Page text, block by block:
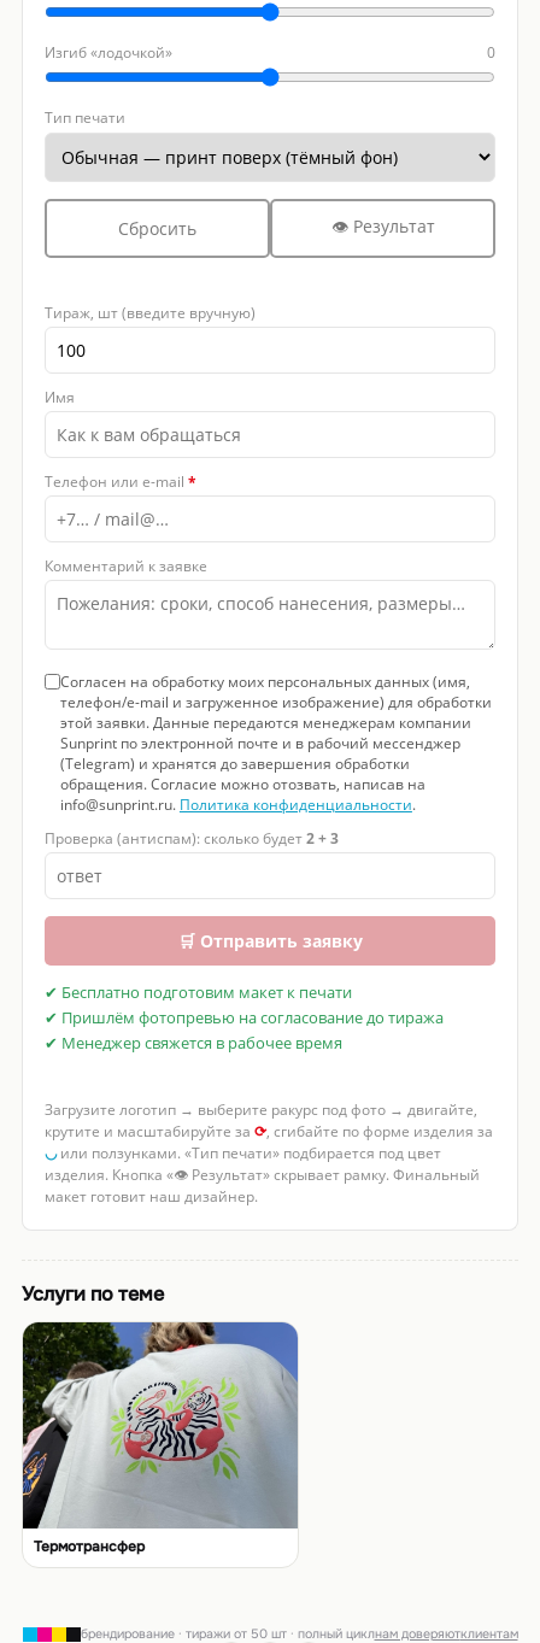
Изгиб «лодочкой» 0
Тип печати
Сбросить 👁 Результат
Тираж, шт (введите вручную)
Имя
Телефон или e-mail *
Комментарий к заявке
Согласен на обработку моих персональных данных (имя,
телефон/e-mail и загруженное изображение) для обработки
этой заявки. Данные передаются менеджерам компании
Sunprint по электронной почте и в рабочий мессенджер
(Telegram) и хранятся до завершения обработки
обращения. Согласие можно отозвать, написав на
info@sunprint.ru. Политика конфиденциальности.
Проверка (антиспам): сколько будет2 + 3
🛒 Отправить заявку
✔ Бесплатно подготовим макет к печати
✔ Пришлём фотопревью на согласование до тиража
✔ Менеджер свяжется в рабочее время
Загрузите логотип → выберите ракурс под фото → двигайте,
крутите и масштабируйте за ⟳, сгибайте по форме изделия за
◡или ползунками. «Тип печати» подбирается под цвет
изделия. Кнопка «👁 Результат» скрывает рамку. Финальный
макет готовит наш дизайнер.
Услуги по теме
Термотрансфер
брендирование · тиражи от 50 шт · полный циклнам доверяютклиентам